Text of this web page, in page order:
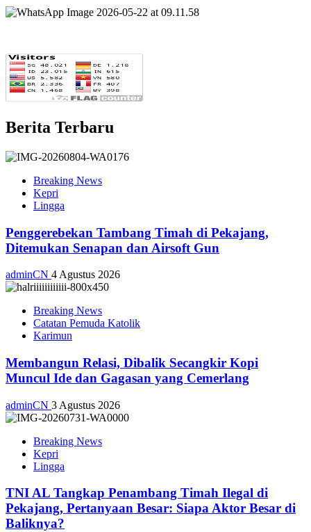
Berita Terbaru
Breaking News
Kepri
Lingga
Penggerebekan Tambang Timah di Pekajang,
Ditemukan Senapan dan Airsoft Gun
adminCN 4 Agustus 2026
Breaking News
Catatan Pemuda Katolik
Karimun
Membangun Relasi, Dibalik Secangkir Kopi
Muncul Ide dan Gagasan yang Cemerlang
adminCN 3 Agustus 2026
Breaking News
Kepri
Lingga
TNI AL Tangkap Penambang Timah Ilegal di
Pekajang, Pertanyaan Besar: Siapa Aktor Besar di
Baliknya?